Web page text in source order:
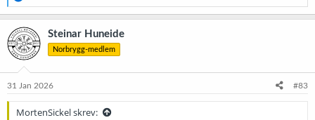
e
a
k
s
j
o
e
Steinar Huneide
Norbrygg-medlem
31 Jan 2026 #83
MortenSickel skrev: